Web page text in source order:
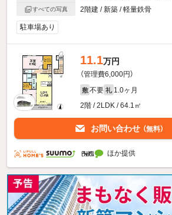
すべての写真
2階建 / 新築 / 軽量鉄骨
駐車場あり
11.1万円
（管理費6,000円）
敷 不要 礼 1.0ヶ月
2階 / 2LDK / 64.1㎡
お問い合わせ （無料）
ほか提供